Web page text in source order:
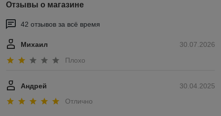
Отзывы о магазине
42 отзывов за всё время
30.07.2026
Михаил
Плохо
30.04.2025
Андрей
Отлично